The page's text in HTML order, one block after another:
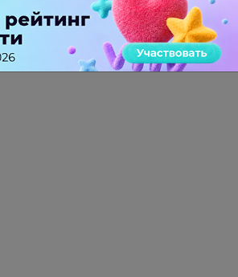
инфлюенс-маркетинга вошел в фазу
лет роста